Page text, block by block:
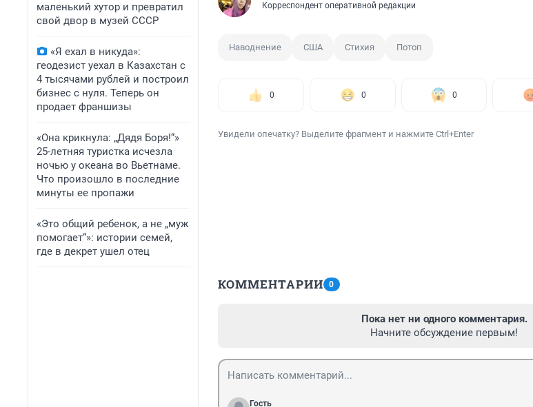
маленький хутор и превратил
свой двор в музей СССР
«Я ехал в никуда»:
геодезист уехал в Казахстан с
4 тысячами рублей и построил
бизнес с нуля. Теперь он
продает франшизы
«Она крикнула: „Дядя Боря!“»
25-летняя туристка исчезла
ночью у океана во Вьетнаме.
Что произошло в последние
минуты ее пропажи
«Это общий ребенок, а не „муж
помогает“»: истории семей,
где в декрет ушел отец
Корреспондент оперативной редакции
Наводнение США Стихия Потоп
0 0 0
Увидели опечатку? Выделите фрагмент и нажмите Ctrl+Enter
КОММЕНТАРИИ 0
Пока нет ни одного комментария.
Начните обсуждение первым!
Гость